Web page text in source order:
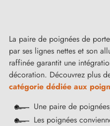
La paire de poignées de
par ses lignes nettes et son
raffinée garantit une
décoration. Découvrez plus
catégorie dédiée aux
Une paire de
Les poignées